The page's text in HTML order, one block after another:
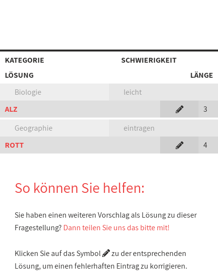
KATEGORIE
SCHWIERIGKEIT
LÖSUNG
LÄNGE
Biologie
leicht
ALZ
3
Geographie
eintragen
ROTT
4
So können Sie helfen:
Sie haben einen weiteren Vorschlag als Lösung zu dieser
Fragestellung? Dann teilen Sie uns das bitte mit!
Klicken Sie auf das Symbol
zu der entsprechenden
Lösung, um einen fehlerhaften Eintrag zu korrigieren.